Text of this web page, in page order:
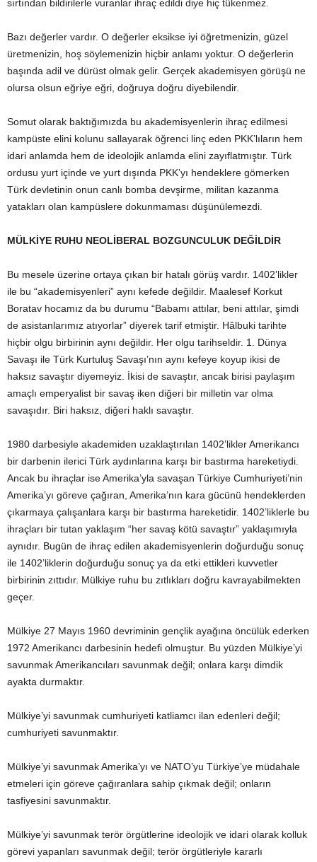
sırtından bildirilerle vuranlar ihraç edildi diye hiç tükenmez.
Bazı değerler vardır. O değerler eksikse iyi öğretmenizin, güzel
üretmenizin, hoş söylemenizin hiçbir anlamı yoktur. O değerlerin
başında adil ve dürüst olmak gelir. Gerçek akademisyen görüşü ne
olursa olsun eğriye eğri, doğruya doğru diyebilendir.
Somut olarak baktığımızda bu akademisyenlerin ihraç edilmesi
kampüste elini kolunu sallayarak öğrenci linç eden PKK’lıların hem
idari anlamda hem de ideolojik anlamda elini zayıflatmıştır. Türk
ordusu yurt içinde ve yurt dışında PKK’yı hendeklere gömerken
Türk devletinin onun canlı bomba devşirme, militan kazanma
yatakları olan kampüslere dokunmaması düşünülemezdi.
MÜLKİYE RUHU NEOLİBERAL BOZGUNCULUK DEĞİLDİR
Bu mesele üzerine ortaya çıkan bir hatalı görüş vardır. 1402’likler
ile bu “akademisyenleri” aynı kefede değildir. Maalesef Korkut
Boratav hocamız da bu durumu “Babamı attılar, beni attılar, şimdi
de asistanlarımız atıyorlar” diyerek tarif etmiştir. Hâlbuki tarihte
hiçbir olgu birbirinin aynı değildir. Her olgu tarihseldir. 1. Dünya
Savaşı ile Türk Kurtuluş Savaşı’nın aynı kefeye koyup ikisi de
haksız savaştır diyemeyiz. İkisi de savaştır, ancak birisi paylaşım
amaçlı emperyalist bir savaş iken diğeri bir milletin var olma
savaşıdır. Biri haksız, diğeri haklı savaştır.
1980 darbesiyle akademiden uzaklaştırılan 1402’likler Amerikancı
bir darbenin ilerici Türk aydınlarına karşı bir bastırma hareketiydi.
Ancak bu ihraçlar ise Amerika’yla savaşan Türkiye Cumhuriyeti’nin
Amerika’yı göreve çağıran, Amerika’nın kara gücünü hendeklerden
çıkarmaya çalışanlara karşı bir bastırma hareketidir. 1402’liklerle bu
ihraçları bir tutan yaklaşım “her savaş kötü savaştır” yaklaşımıyla
aynıdır. Bugün de ihraç edilen akademisyenlerin doğurduğu sonuç
ile 1402’liklerin doğurduğu sonuç ya da etki ettikleri kuvvetler
birbirinin zıttıdır. Mülkiye ruhu bu zıtlıkları doğru kavrayabilmekten
geçer.
Mülkiye 27 Mayıs 1960 devriminin gençlik ayağına öncülük ederken
1972 Amerikancı darbesinin hedefi olmuştur. Bu yüzden Mülkiye’yi
savunmak Amerikancıları savunmak değil; onlara karşı dimdik
ayakta durmaktır.
Mülkiye’yi savunmak cumhuriyeti katliamcı ilan edenleri değil;
cumhuriyeti savunmaktır.
Mülkiye’yi savunmak Amerika’yı ve NATO’yu Türkiye’ye müdahale
etmeleri için göreve çağıranlara sahip çıkmak değil; onların
tasfiyesini savunmaktır.
Mülkiye’yi savunmak terör örgütlerine ideolojik ve idari olarak kolluk
görevi yapanları savunmak değil; terör örgütleriyle kararlı